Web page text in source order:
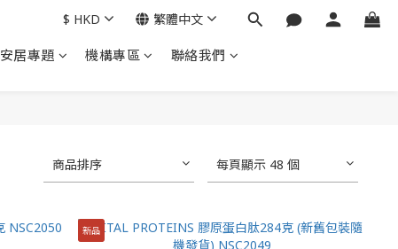
安居專題 機構專區 聯絡我們
$ HKD 繁體中文
商品排序 每頁顯示 48 個
新品